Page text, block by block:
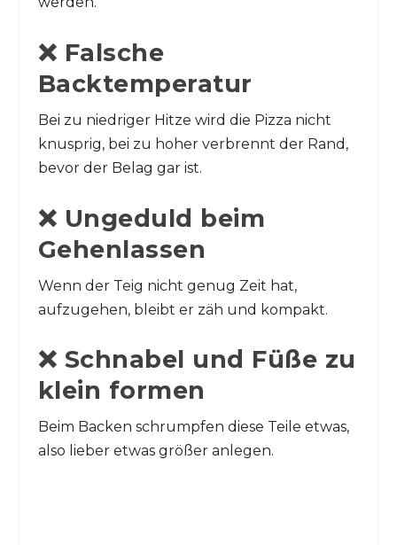
❌ Falsche
Backtemperatur
Bei zu niedriger Hitze wird die Pizza nicht
knusprig, bei zu hoher verbrennt der Rand,
bevor der Belag gar ist.
❌ Ungeduld beim
Gehenlassen
Wenn der Teig nicht genug Zeit hat,
aufzugehen, bleibt er zäh und kompakt.
❌ Schnabel und Füße zu
klein formen
Beim Backen schrumpfen diese Teile etwas,
also lieber etwas größer anlegen.